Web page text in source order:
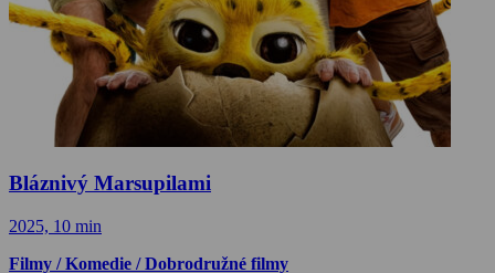
Bláznivý Marsupilami
2025, 10 min
Filmy / Komedie / Dobrodružné filmy